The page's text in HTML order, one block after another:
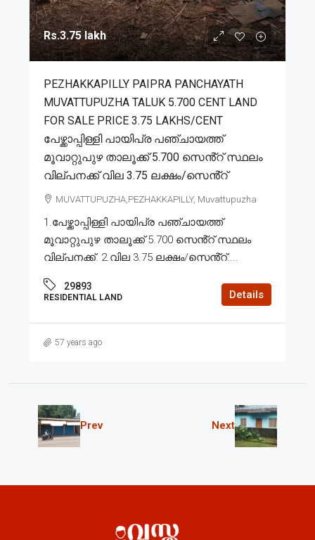
Rs.3.75 lakh
PEZHAKKAPILLY PAIPRA PANCHAYATH
MUVATTUPUZHA TALUK 5.700 CENT LAND
FOR SALE PRICE 3.75 LAKHS/CENT
പേഴ്ക്കാപ്പിള്ളി പായിപ്ര പഞ്ചായത്ത്
മൂവാറ്റുപുഴ താലൂക്ക് 5.700 സെൻ്റ് സ്ഥലം
വില്പനക്ക് വില 3.75 ലക്ഷം/സെൻ്റ്
MUVATTUPUZHA,PEZHAKKAPILLY, Muvattupuzha
1.പേഴ്ക്കാപ്പിള്ളി പായിപ്ര പഞ്ചായത്ത്
മൂവാറ്റുപുഴ താലൂക്ക് 5.700 സെൻ്റ് സ്ഥലം
വില്പനക്ക്. 2.വില 3.75 ലക്ഷം/സെൻ്റ്....
29893
RESIDENTIAL LAND Details
57 years ago
Prev Next